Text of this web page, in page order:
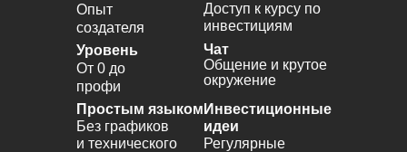
Опыт
создателя
Уровень
От 0 до
профи
Чат
Общение и крутое
окружение
Доступ к курсу по
инвестициям
Инвестиционные
идеи
Регулярные
Простым языком
Без графиков
и технического